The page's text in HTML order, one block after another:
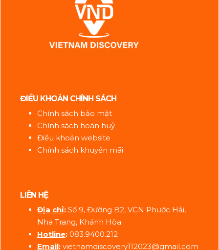
ĐIỀU KHOẢN CHÍNH SÁCH
Chính sách bảo mật
Chính sách hoàn huỷ
Điều khoản website
Chính sách khuyến mãi
LIÊN HỆ
Địa chỉ: Số 9, Đường B2, VCN Phước Hải,
Nha Trang, Khánh Hòa
Hotline: 083.9400.212
Email: vietnamdiscovery112023@gmail.com